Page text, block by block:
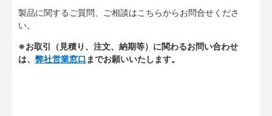
製品に関するご質問、ご相談はこちらからお問合せくださ
い。
※お取引（見積り、注文、納期等）に関わるお問い合わせ
は、 弊社営業窓口 までお願いいたします。